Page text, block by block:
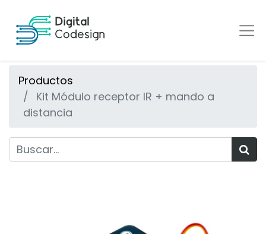
Productos
Kit Módulo receptor IR + mando a
distancia